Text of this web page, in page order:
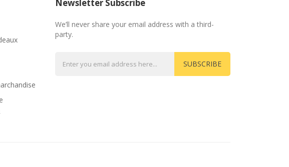
Newsletter Subscribe
We’ll never share your email address with a third-
party.
SUBSCRIBE